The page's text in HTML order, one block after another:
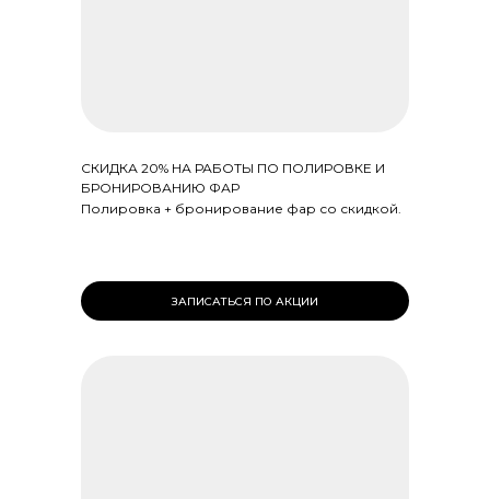
ЗАПИСАТЬСЯ ПО АКЦИИ
СКИДКА 20% НА РАБОТЫ ПО ПОЛИРОВКЕ И
БРОНИРОВАНИЮ ФАР
Полировка + бронирование фар со скидкой.